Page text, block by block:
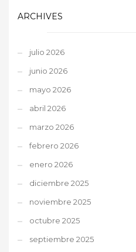
ARCHIVES
julio 2026
junio 2026
mayo 2026
abril 2026
marzo 2026
febrero 2026
enero 2026
diciembre 2025
noviembre 2025
octubre 2025
septiembre 2025